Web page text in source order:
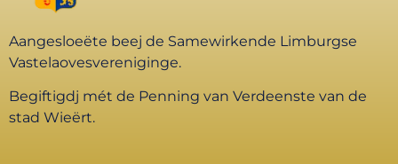
Aangesloeëte beej de Samewirkende Limburgse
Vastelaovesvereniginge.
Begiftigdj mét de Penning van Verdeenste van de
stad Wieërt.